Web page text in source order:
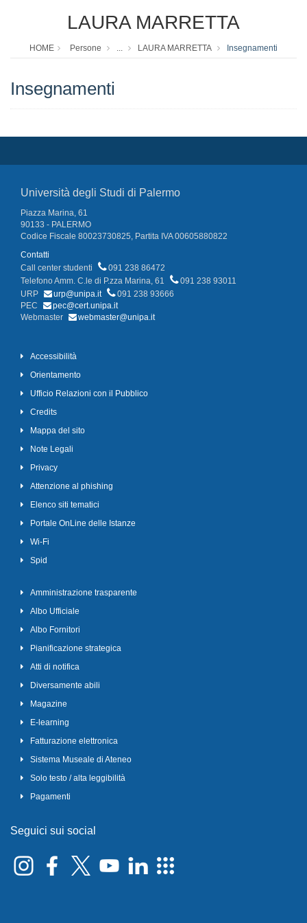
LAURA MARRETTA
HOME Persone ... LAURA MARRETTA Insegnamenti
Insegnamenti
Università degli Studi di Palermo
Piazza Marina, 61
90133 - PALERMO
Codice Fiscale 80023730825, Partita IVA 00605880822
Contatti
Call center studenti
091 238 86472
Telefono Amm. C.le di P.zza Marina, 61
091 238 93011
URP
urp@unipa.it
091 238 93666
PEC
pec@cert.unipa.it
Webmaster
webmaster@unipa.it
Accessibilità
Orientamento
Ufficio Relazioni con il Pubblico
Credits
Mappa del sito
Note Legali
Privacy
Attenzione al phishing
Elenco siti tematici
Portale OnLine delle Istanze
Wi-Fi
Spid
Amministrazione trasparente
Albo Ufficiale
Albo Fornitori
Pianificazione strategica
Atti di notifica
Diversamente abili
Magazine
E-learning
Fatturazione elettronica
Sistema Museale di Ateneo
Solo testo / alta leggibilità
Pagamenti
Seguici sui social